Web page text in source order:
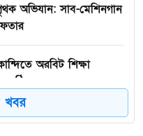
অভিযান: সাব-মেশিনগান
অরবিট শিক্ষা
স্বেচ্ছাসেবক দলের নেতা
খবর